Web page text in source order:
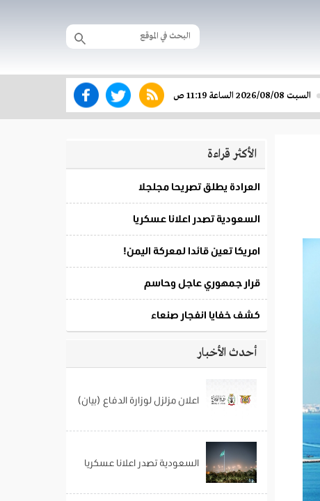
السبت 2026/08/08 الساعة 11:19 ص
الأكثر قراءة
‎قرار جمهوري عاجل وحاسم
أحدث الأخبار
اعلان مزلزل لوزارة الدفاع (بيان)
السعودية تصدر اعلانا عسكريا